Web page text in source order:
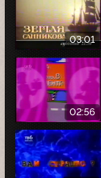
03:01
02:56